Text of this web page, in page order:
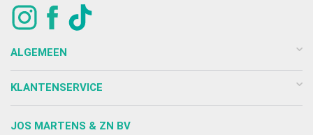
ALGEMEEN
KLANTENSERVICE
JOS MARTENS & ZN BV